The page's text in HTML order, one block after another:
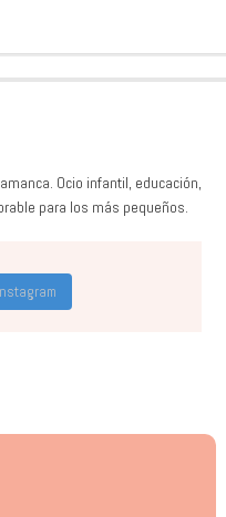
Ocio infantil, educación,
para los más pequeños.